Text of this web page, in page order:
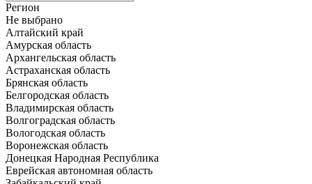
Регион
Не выбрано
Алтайский край
Амурская область
Архангельская область
Астраханская область
Брянская область
Белгородская область
Владимирская область
Волгоградская область
Вологодская область
Воронежская область
Донецкая Народная Республика
Еврейская автономная область